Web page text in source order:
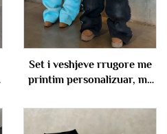
Set i veshjeve rrugore me
printim personalizuar, me
me larje acidike, me ftyke,
pantallona me kapuç dhe